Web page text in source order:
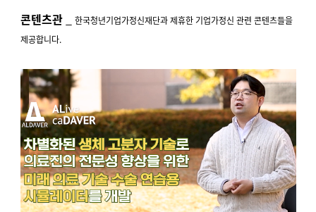
콘텐츠관
한국청년기업가정신재단과 제휴한 기업가정신 관련 콘텐츠들을
제공합니다.